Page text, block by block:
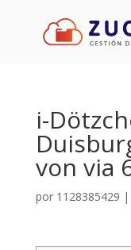
i-
von via
por 1128385429 |